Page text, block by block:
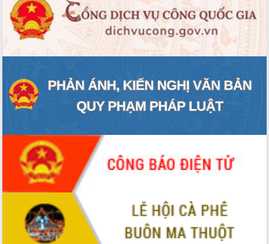
phá cơ chế - Hợp tác công tư
Đề án 06 tạo bước ngoặt đột phá trong
cải cách hành chính tỉnh Đắk Lắk
Khởi động Dự án Đầu tư xây dựng hạ
tầng kỹ thuật Cụm công nghiệp Tân
Tiến
mạng Việt Nam
Đắk Lắk sơ kết 4 năm triển khai thực
hiện Đề án 06 của Chính phủ
Họp báo thông tin về Hội nghị Công bố
Quy hoạch và Xúc tiến đầu tư tỉnh Đắk
Khơi thông điểm nghẽn, đẩy nhanh
giải ngân vốn khắc phục thiên tai